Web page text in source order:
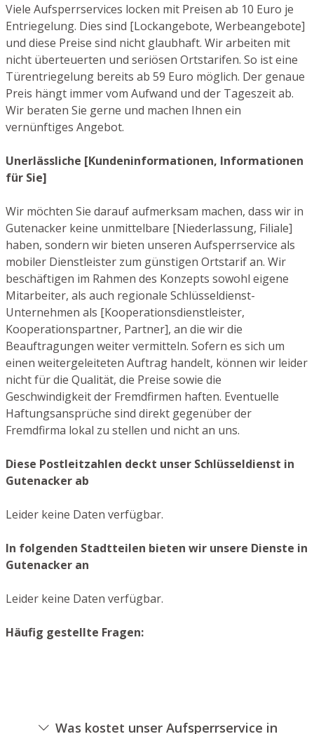
Viele Aufsperrservices locken mit Preisen ab 10 Euro je
Entriegelung. Dies sind [Lockangebote, Werbeangebote]
und diese Preise sind nicht glaubhaft. Wir arbeiten mit
nicht überteuerten und seriösen Ortstarifen. So ist eine
Türentriegelung bereits ab 59 Euro möglich. Der genaue
Preis hängt immer vom Aufwand und der Tageszeit ab.
Wir beraten Sie gerne und machen Ihnen ein
vernünftiges Angebot.
Unerlässliche [Kundeninformationen, Informationen
für Sie]
Wir möchten Sie darauf aufmerksam machen, dass wir in
Gutenacker keine unmittelbare [Niederlassung, Filiale]
haben, sondern wir bieten unseren Aufsperrservice als
mobiler Dienstleister zum günstigen Ortstarif an. Wir
beschäftigen im Rahmen des Konzepts sowohl eigene
Mitarbeiter, als auch regionale Schlüsseldienst-
Unternehmen als [Kooperationsdienstleister,
Kooperationspartner, Partner], an die wir die
Beauftragungen weiter vermitteln. Sofern es sich um
einen weitergeleiteten Auftrag handelt, können wir leider
nicht für die Qualität, die Preise sowie die
Geschwindigkeit der Fremdfirmen haften. Eventuelle
Haftungsansprüche sind direkt gegenüber der
Fremdfirma lokal zu stellen und nicht an uns.
Diese Postleitzahlen deckt unser Schlüsseldienst in
Gutenacker ab
Leider keine Daten verfügbar.
In folgenden Stadtteilen bieten wir unsere Dienste in
Gutenacker an
Leider keine Daten verfügbar.
Häufig gestellte Fragen:
Was kostet unser Aufsperrservice in